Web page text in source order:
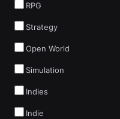
RPG
Strategy
Open World
Simulation
Indies
Indie